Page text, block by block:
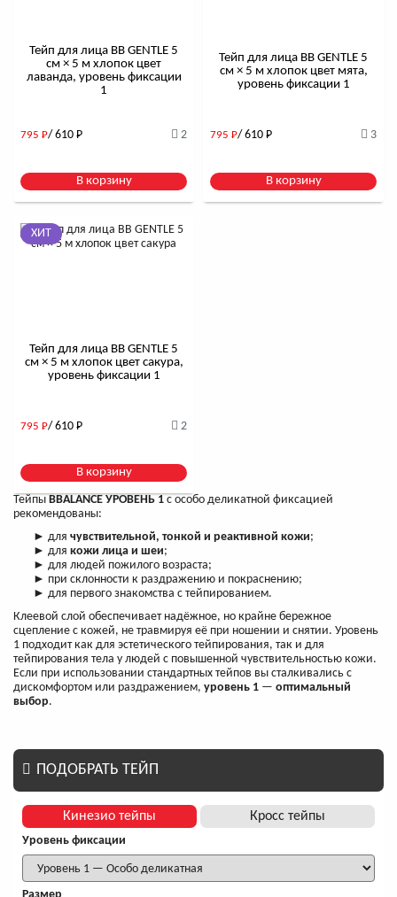
Тейп для лица BB GENTLE 5
см × 5 м хлопок цвет
лаванда, уровень фиксации
1
795 Р/ 610 Р 2
В корзину
Тейп для лица BB GENTLE 5
см × 5 м хлопок цвет мята,
уровень фиксации 1
795 Р/ 610 Р 3
В корзину
ХИТ
Тейп для лица BB GENTLE 5
см × 5 м хлопок цвет сакура,
уровень фиксации 1
795 Р/ 610 Р 2
В корзину
Тейпы BBALANCE УРОВЕНЬ 1 с особо деликатной фиксацией
рекомендованы:
► для чувствительной, тонкой и реактивной кожи;
► для кожи лица и шеи;
► для людей пожилого возраста;
► при склонности к раздражению и покраснению;
► для первого знакомства с тейпированием.
Клеевой слой обеспечивает надёжное, но крайне бережное
сцепление с кожей, не травмируя её при ношении и снятии. Уровень
1 подходит как для эстетического тейпирования, так и для
тейпирования тела у людей с повышенной чувствительностью кожи.
Если при использовании стандартных тейпов вы сталкивались с
дискомфортом или раздражением, уровень 1 — оптимальный
выбор.
ПОДОБРАТЬ ТЕЙП
Кинезио тейпы Кросс тейпы
Уровень фиксации